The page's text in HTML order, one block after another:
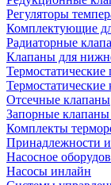
Регуляторы
Комплектующие
Радиаторные
Клапаны для
Термостатические
Термостатические
Отсечные клапаны
Запорные клапаны
Комплекты
Принадлежности и
Насосное
Насосы инлайн